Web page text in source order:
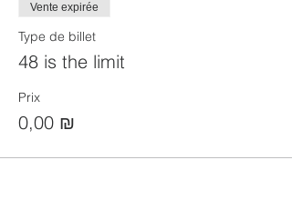
Vente expirée
Type de billet
48 is the limit
Prix
0,00 ₪